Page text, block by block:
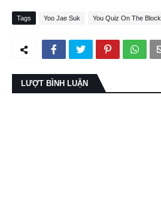
Tags Yoo Jae Suk You Quiz On The Block
LƯỢT BÌNH LUẬN